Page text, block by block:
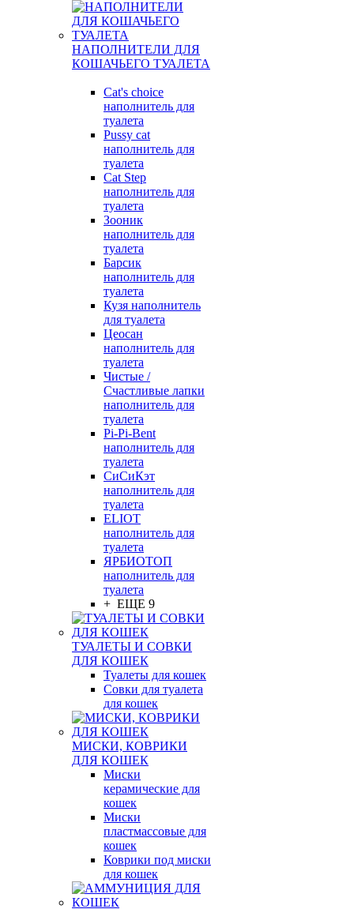
НАПОЛНИТЕЛИ ДЛЯ
КОШАЧЬЕГО ТУАЛЕТА
Cat's choice
наполнитель для
туалета
Pussy cat
наполнитель для
туалета
Cat Step
наполнитель для
туалета
Зооник
наполнитель для
туалета
Барсик
наполнитель для
туалета
Кузя наполнитель
для туалета
Цеосан
наполнитель для
туалета
Чистые /
Счастливые лапки
наполнитель для
туалета
Pi-Pi-Bent
наполнитель для
туалета
СиСиКэт
наполнитель для
туалета
ELIOT
наполнитель для
туалета
ЯРБИОТОП
наполнитель для
туалета
+ ЕЩЕ 9
ТУАЛЕТЫ И СОВКИ
ДЛЯ КОШЕК
Туалеты для кошек
Совки для туалета
для кошек
МИСКИ, КОВРИКИ
ДЛЯ КОШЕК
Миски
керамические для
кошек
Миски
пластмассовые для
кошек
Коврики под миски
для кошек